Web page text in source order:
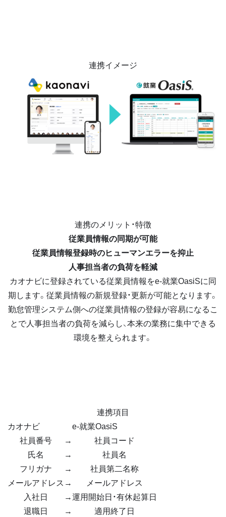
連携イメージ
連携のメリット・特徴
従業員情報の同期が可能
従業員情報登録時のヒューマンエラーを抑止
人事担当者の負荷を軽減
カオナビに登録されている従業員情報をe-就業OasiSに同
期します。従業員情報の新規登録・更新が可能となります。
勤怠管理システム側への従業員情報の登録が容易になるこ
とで人事担当者の負荷を減らし、本来の業務に集中できる
環境を整えられます。
連携項目
カオナビ
e-就業OasiS
社員番号
→
社員コード
氏名
→
社員名
フリガナ
→
社員第二名称
メールアドレス →
メールアドレス
入社日
→運用開始日・有休起算日
退職日
→
適用終了日